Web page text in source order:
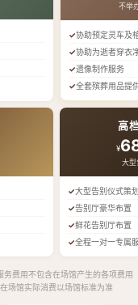
不举
协助预定灵车及
协助为逝者穿衣
遗像制作服务
全套殡葬用品提
高
¥
大型
大型告别仪式策划
告别厅豪华布置
鲜花告别厅布置
全程一对一专属
务费用不包含在场馆产生的各项费用
在场馆实际消费以场馆标准为准